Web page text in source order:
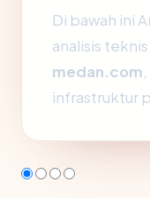
Di bawah ini
analisis
medan.com
infrastruktur